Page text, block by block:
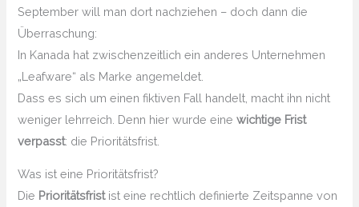
September will man dort nachziehen – doch dann die
Überraschung:
In Kanada hat zwischenzeitlich ein anderes Unternehmen
„Leafware“ als Marke angemeldet.
Dass es sich um einen fiktiven Fall handelt, macht ihn nicht
weniger lehrreich. Denn hier wurde einewichtige Frist
verpasst: die Prioritätsfrist.
Was ist eine Prioritätsfrist?
Die Prioritätsfristist eine rechtlich definierte Zeitspanne von